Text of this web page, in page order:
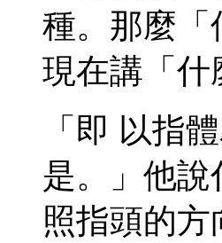
種。那麼「
現在講「什
「即 以指
是。」他
照指頭的